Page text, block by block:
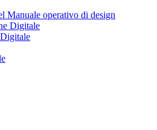
Manuale operativo di design